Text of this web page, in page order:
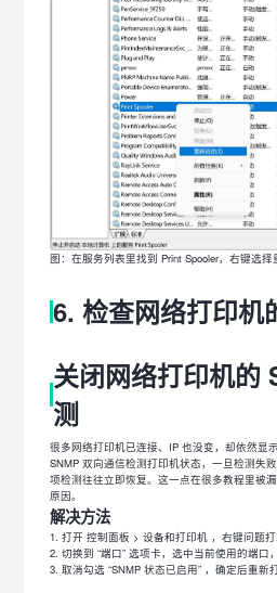
图：在服务列表里找到 Print Spooler，右键选择
6. 检查网络打印机
关闭网络打印机的
测
很多网络打印机已连接、IP 也没变，却依然显
SNMP 双向通信检测打印机状态，一旦检测失
项检测往往立即恢复。这一点在很多教程里被
原因。
解决方法
打开 控制面板 > 设备和打印机 ，右键问题打
切换到 “端口” 选项卡，选中当前使用的端口
取消勾选 “SNMP 状态已启用” ，确定后重新